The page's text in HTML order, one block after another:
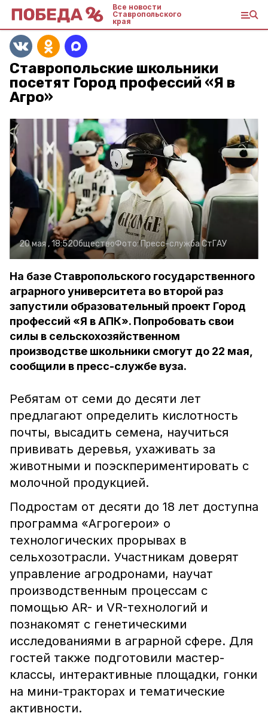
Все новости
Ставропольского
края
Ставропольские школьники
посетят Город профессий «Я в
Агро»
20 мая , 18:52ОбществоФото:Пресс-служба СтГАУ
На базе Ставропольского государственного
аграрного университета во второй раз
запустили образовательный проект Город
профессий «Я в АПК». Попробовать свои
силы в сельскохозяйственном
производстве школьники смогут до 22 мая,
сообщили в пресс-службе вуза.
Ребятам от семи до десяти лет
предлагают определить кислотность
почты, высадить семена, научиться
прививать деревья, ухаживать за
животными и поэскпериментировать с
молочной продукцией.
Подростам от десяти до 18 лет доступна
программа «Агрогерои» о
технологических прорывах в
сельхозотрасли. Участникам доверят
управление агродронами, научат
производственным процессам с
помощью AR- и VR-технологий и
познакомят с генетическими
исследованиями в аграрной сфере. Для
гостей также подготовили мастер-
классы, интерактивные площадки, гонки
на мини-тракторах и тематические
активности.